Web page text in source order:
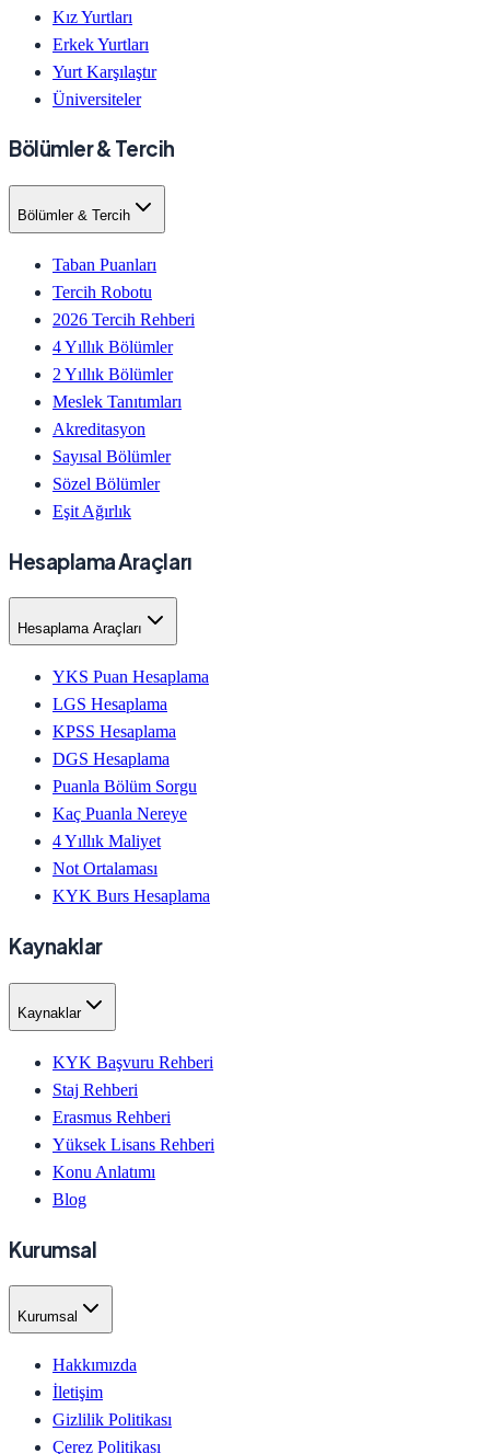
Kız Yurtları
Erkek Yurtları
Yurt Karşılaştır
Üniversiteler
Bölümler & Tercih
Bölümler & Tercih
Taban Puanları
Tercih Robotu
2026 Tercih Rehberi
4 Yıllık Bölümler
2 Yıllık Bölümler
Meslek Tanıtımları
Akreditasyon
Sayısal Bölümler
Sözel Bölümler
Eşit Ağırlık
Hesaplama Araçları
Hesaplama Araçları
YKS Puan Hesaplama
LGS Hesaplama
KPSS Hesaplama
DGS Hesaplama
Puanla Bölüm Sorgu
Kaç Puanla Nereye
4 Yıllık Maliyet
Not Ortalaması
KYK Burs Hesaplama
Kaynaklar
Kaynaklar
KYK Başvuru Rehberi
Staj Rehberi
Erasmus Rehberi
Yüksek Lisans Rehberi
Konu Anlatımı
Blog
Kurumsal
Kurumsal
Hakkımızda
İletişim
Gizlilik Politikası
Çerez Politikası